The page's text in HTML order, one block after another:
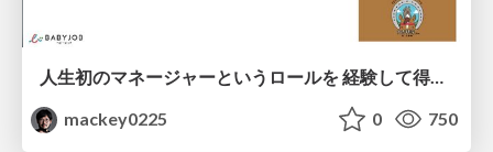
人生初のマネージャーというロールを 経験して得たもの・失ったもの / Reflections on My First Manager Role
mackey0225
0 750